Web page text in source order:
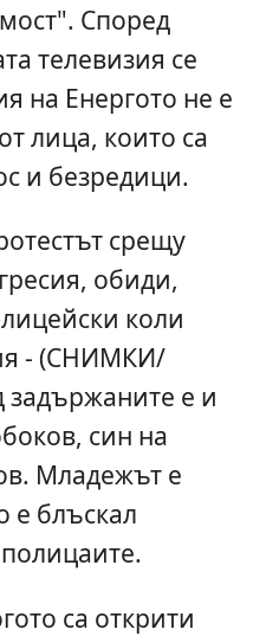
Според
телевизия се
на Енергото не е
лица, които са
и безредици.
срещу
обиди,
коли
- (СНИМКИ/
е и
син на
Младежът е
е блъскал
са открити